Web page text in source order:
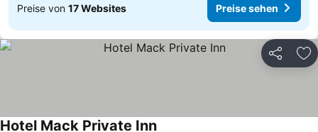
Preise von 17 Websites Preise sehen
Teilen
Hotel Mack Private Inn